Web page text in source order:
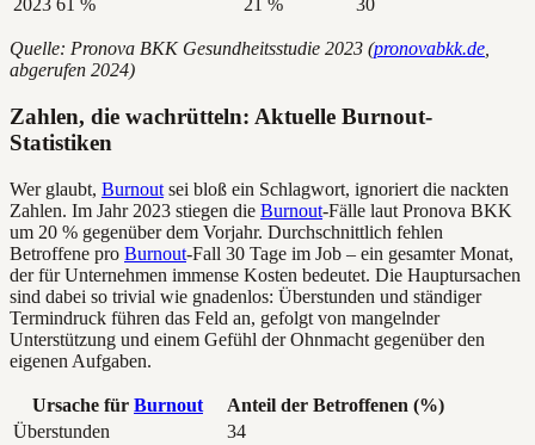
2023 61 % 21 % 30
Quelle: Pronova BKK Gesundheitsstudie 2023 (pronovabkk.de
abgerufen 2024)
Zahlen, die wachrütteln: Aktuelle Burnout-
Statistiken
Wer glaubt, Burnout sei bloß ein Schlagwort, ignoriert die nackten
Zahlen. Im Jahr 2023 stiegen die Burnout-Fälle laut Pronova BKK
um 20 % gegenüber dem Vorjahr. Durchschnittlich fehlen
Betroffene pro Burnout-Fall 30 Tage im Job – ein gesamter Monat,
der für Unternehmen immense Kosten bedeutet. Die Hauptursachen
sind dabei so trivial wie gnadenlos: Überstunden und ständiger
Termindruck führen das Feld an, gefolgt von mangelnder
Unterstützung und einem Gefühl der Ohnmacht gegenüber den
eigenen Aufgaben.
Ursache für Burnout
Anteil der Betroffenen (%)
Überstunden
34